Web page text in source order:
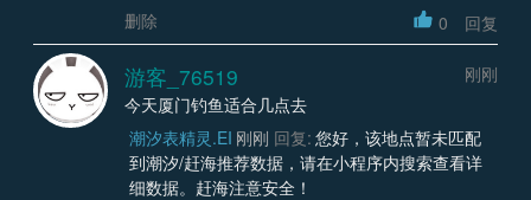
删除 0 回复
游客_76519
刚刚
今天厦门钓鱼适合几点去
潮汐表精灵.EI 刚刚 回复: 您好，该地点暂未匹配
到潮汐/赶海推荐数据，请在小程序内搜索查看详
细数据。赶海注意安全！